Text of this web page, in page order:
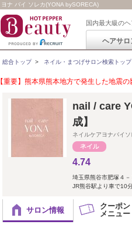
ヨナ バイ ソレカ(YONA bySORECA)
国内最大級の
ヘアサロ
総合トップ> ネイル・まつげサロン検索トップ
【重要】熊本県熊本地方で発生した地震
nail / care
成】
ネイルケアヨナバイ
4.74
埼玉県熊谷市肥塚４－
JR熊谷駅より車で10
サロン情報
クーポン
メニュー